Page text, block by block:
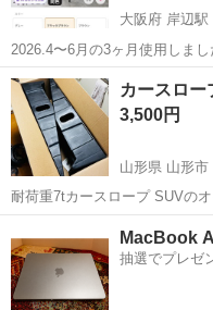
大阪府 岸辺駅
2026.4〜6月の3ヶ月使用しました。 買い替えで購入しました
用のダイニングテーブルに合わず出品しま
はすごく気に入っていますが
びになってしまい、...
大阪 吹田市
カースロー
3,500円
山形県 山形市
耐荷重7tカースロープ SUVのオイル交換に使用 2回しか使っていない
ので美品です
https://
openExtern...
メンテナ
MacBook
抽選でプレゼ